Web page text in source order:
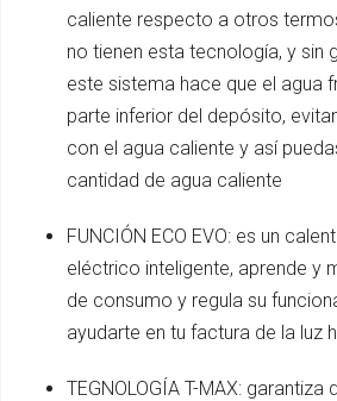
caliente respecto a otros
no tienen esta tecnología, y sin
este sistema hace que el agua
parte inferior del depósito,
con el agua caliente y así
cantidad de agua caliente
FUNCIÓN ECO EVO: es un
eléctrico inteligente, aprende y
de consumo y regula su
ayudarte en tu factura de la luz
TEGNOLOGÍA T-MAX: garantiza